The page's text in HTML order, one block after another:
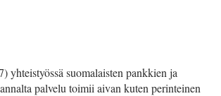
yhteistyössä suomalaisten pankkien ja
palvelu toimii aivan kuten perinteinen